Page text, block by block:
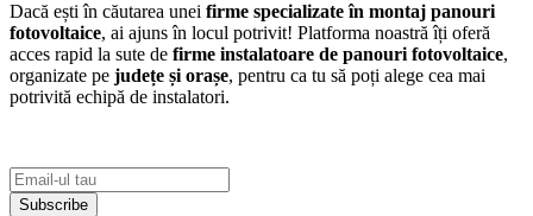
Dacă ești în căutarea unei firme specializate în montaj panouri
fotovoltaice, ai ajuns în locul potrivit! Platforma noastră îți oferă
acces rapid la sute de firme instalatoare de panouri fotovoltaice,
organizate pe județe și orașe, pentru ca tu să poți alege cea mai
potrivită echipă de instalatori.
Subscribe